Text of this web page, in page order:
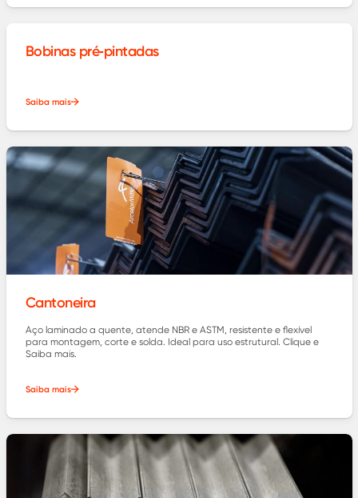
Bobinas pré‑pintadas
Saiba mais
Cantoneira
Aço laminado a quente, atende NBR e ASTM, resistente e flexível
para montagem, corte e solda. Ideal para uso estrutural. Clique e
Saiba mais.
Saiba mais